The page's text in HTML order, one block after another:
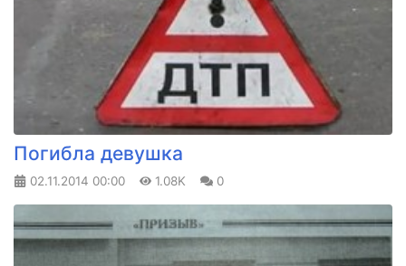
Погибла девушка
02.11.2014 00:00 1.08K 0